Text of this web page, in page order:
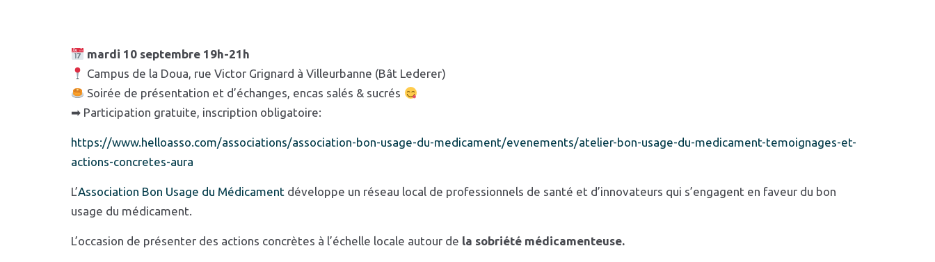
mardi 10 septembre 19h-21h
Campus de la Doua, rue Victor Grignard à Villeurbanne (Bât Lederer)
Soirée de présentation et d’échanges, encas salés & sucrés
➡ Participation gratuite, inscription obligatoire:
https://www.helloasso.com/associations/association-bon-usage-du-medicament/evenements/atelier-bon-usage-du-medicament-temoignages-et-
actions-concretes-aura
L’Association Bon Usage du Médicament développe un réseau local de professionnels de santé et d’innovateurs qui s’engagent en faveur du bon
usage du médicament.
L’occasion de présenter des actions concrètes à l’échelle locale autour de la sobriété médicamenteuse.